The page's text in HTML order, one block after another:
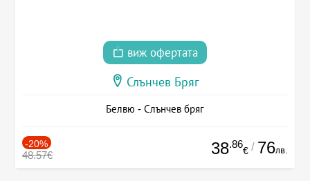
виж офертата
Слънчев Бряг
Белвю - Слънчев бряг
-20%
48.57€ 38.86
€ / 76лв.